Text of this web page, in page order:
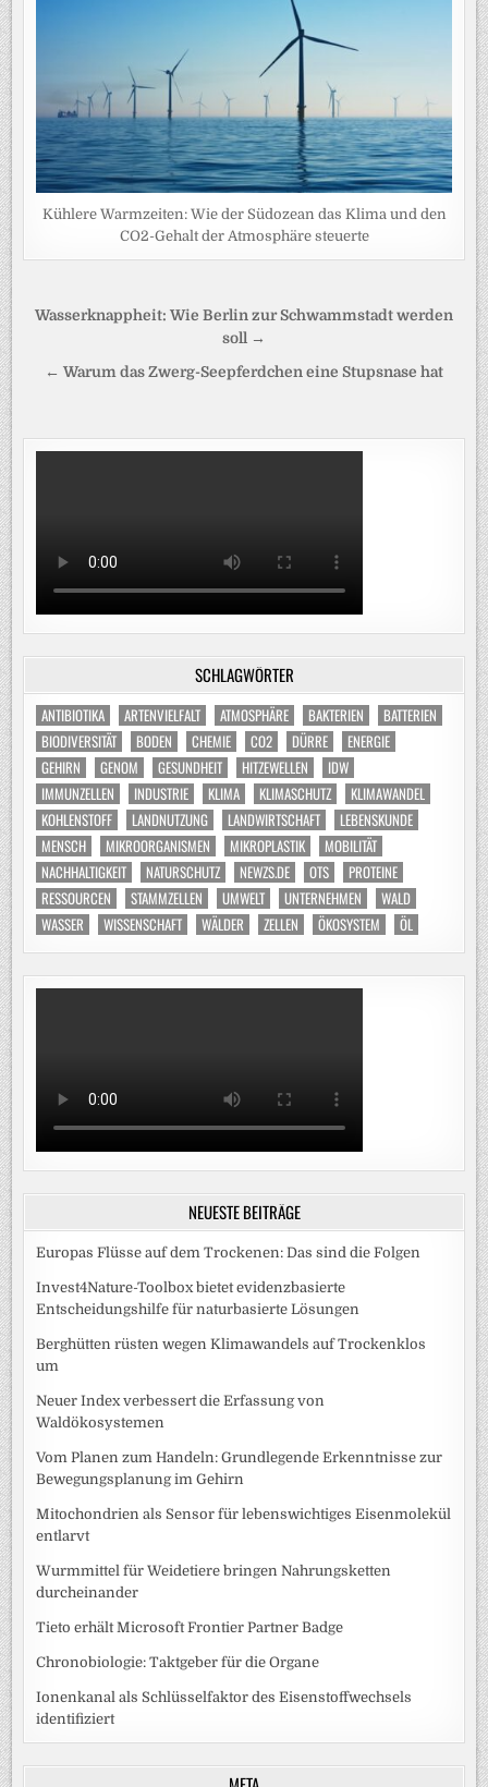
Kühlere Warmzeiten: Wie der Südozean das Klima und den
CO2-Gehalt der Atmosphäre steuerte
Beitragsnavigation
Wasserknappheit: Wie Berlin zur Schwammstadt werden
soll →
← Warum das Zwerg-Seepferdchen eine Stupsnase hat
SCHLAGWÖRTER
ANTIBIOTIKA ARTENVIELFALT ATMOSPHÄRE BAKTERIEN
BATTERIEN
BIODIVERSITÄT
BODEN CHEMIE CO2 DÜRRE
ENERGIE
GEHIRN
GENOM GESUNDHEIT HITZEWELLEN
IDW
IMMUNZELLEN
INDUSTRIE KLIMA KLIMASCHUTZ
KLIMAWANDEL
KOHLENSTOFF
LANDNUTZUNG LANDWIRTSCHAFT
LEBENSKUNDE
MENSCH
MIKROORGANISMEN MIKROPLASTIK
MOBILITÄT
NACHHALTIGKEIT
NATURSCHUTZ NEWZS.DE OTS
PROTEINE
RESSOURCEN
STAMMZELLEN UMWELT UNTERNEHMEN
WALD
WASSER
WISSENSCHAFT WÄLDER ZELLEN ÖKOSYSTEM ÖL
NEUESTE BEITRÄGE
Europas Flüsse auf dem Trockenen: Das sind die Folgen
Invest4Nature-Toolbox bietet evidenzbasierte
Entscheidungshilfe für naturbasierte Lösungen
Berghütten rüsten wegen Klimawandels auf Trockenklos
um
Neuer Index verbessert die Erfassung von
Waldökosystemen
Vom Planen zum Handeln: Grundlegende Erkenntnisse zur
Bewegungsplanung im Gehirn
Mitochondrien als Sensor für lebenswichtiges Eisenmolekül
entlarvt
Wurmmittel für Weidetiere bringen Nahrungsketten
durcheinander
Tieto erhält Microsoft Frontier Partner Badge
Chronobiologie: Taktgeber für die Organe
Ionenkanal als Schlüsselfaktor des Eisenstoffwechsels
identifiziert